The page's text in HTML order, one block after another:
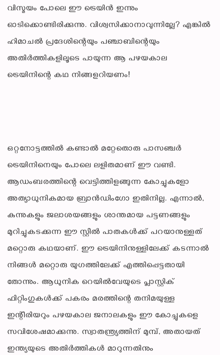
വിസ്മയം പോലെ ഈ ട്രെയിൻ ഇന്നും
ഓടിക്കൊണ്ടിരിക്കുന്നു. വിശ്വസിക്കാനാവുന്നില്ലേ? എങ്കിൽ
ഹിമാചൽ പ്രദേശിന്റെയും പഞ്ചാബിന്റെയും
അതിർത്തികളിലൂടെ പായുന്ന ആ പഴയകാല
ട്രെയിനിന്റെ കഥ നിങ്ങളറിയണം!
ഒറ്റനോട്ടത്തിൽ കണ്ടാൽ മറ്റേതൊരു പാസഞ്ചർ
ട്രെയിനിനെയും പോലെ ലളിതമാണ് ഈ വണ്ടി.
ആഡംബരത്തിന്റെ വെട്ടിത്തിളങ്ങുന്ന കോച്ചുകളോ
അത്യാധുനികമായ ബ്രാൻഡിംഗോ ഇതിനില്ല. എന്നാൽ,
കുന്നുകളും ജലാശയങ്ങളും ശാന്തമായ പട്ടണങ്ങളും
മുറിച്ചുകടക്കുന്ന ഈ സ്റ്റീൽ പാതകൾക്ക് പറയാനുള്ളത്
മറ്റൊരു കഥയാണ്. ഈ ട്രെയിനിനുള്ളിലേക്ക് കടന്നാൽ
നിങ്ങൾ മറ്റൊരു യുഗത്തിലേക്ക് എത്തിപ്പെട്ടതായി
തോന്നും. ആധുനിക റെയിൽവേയുടെ പ്ലാസ്റ്റിക്
ഫിറ്റിംഗുകൾക്ക് പകരം മരത്തിന്റെ തനിമയുള്ള
ഇന്റീരിയറും പഴയകാല ജനാലകളും ഈ കോച്ചുകളെ
സവിശേഷമാക്കുന്നു. സ്വാതന്ത്ര്യത്തിന് മുമ്പ്, അതായത്
ഇന്ത്യയുടെ അതിർത്തികൾ മാറുന്നതിനും